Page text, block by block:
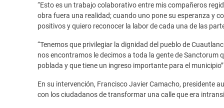
“Esto es un trabajo colaborativo entre mis compañeros
obra fuera una realidad; cuando uno pone su esperanza y
positivos y quiero reconocer la labor de cada una de las
“Tenemos que privilegiar la dignidad del pueblo de
nos encontramos le decimos a toda la gente de Sanctorum
poblada y que tiene un ingreso importante para el
En su intervención, Francisco Javier Camacho, presidente
con los ciudadanos de transformar una calle que era